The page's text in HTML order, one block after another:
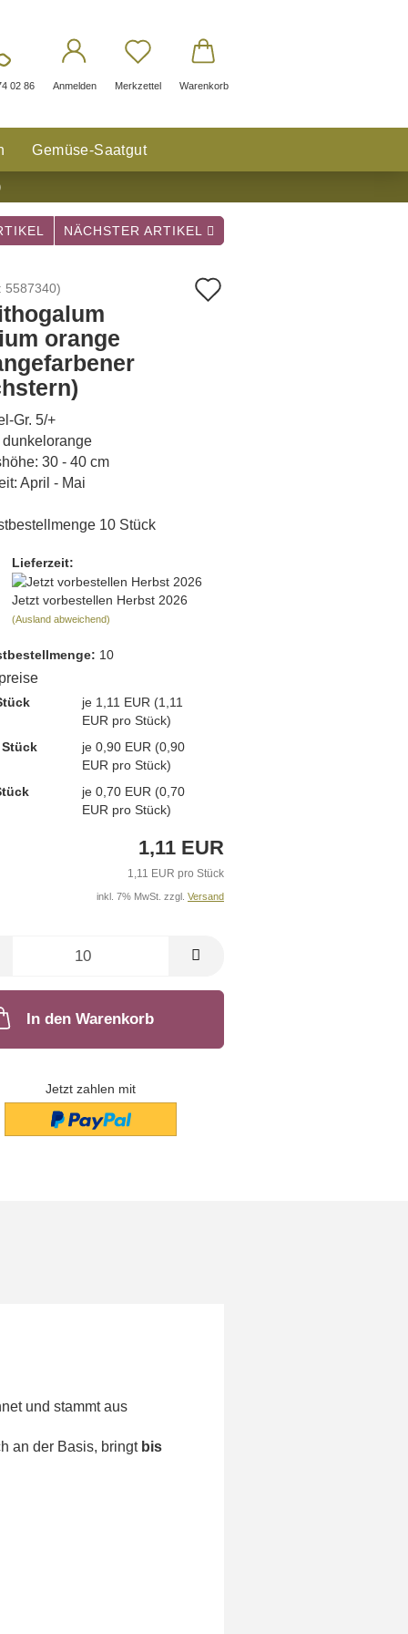
02 86 Anmelden Merkzettel Warenkorb
Gemüse-Saatgut
NÄCHSTER ARTIKEL
5587340)
orange
Gr. 5/+
30 - 40 cm
April - Mai
10 Stück
Lieferzeit:
Jetzt vorbestellen Herbst 2026
(Ausland abweichend)
10
je 1,11 EUR (1,11
EUR pro Stück)
Stück
je 0,90 EUR (0,90
EUR pro Stück)
je 0,70 EUR (0,70
EUR pro Stück)
1,11 EUR
1,11 EUR pro Stück
inkl. 7% MwSt. zzgl. Versand
In den Warenkorb
Jetzt zahlen mit
und stammt aus
an der Basis, bringt bis